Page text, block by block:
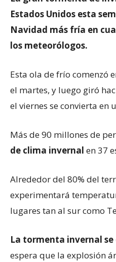
Estados Unidos esta
Navidad más fría en
los meteorólogos.
Esta ola de frío comenzó
el martes, y luego giró
el viernes se convierta en
Más de 90 millones de
de clima invernal en 37
Alrededor del 80% del
experimentará
lugares tan al sur como
La tormenta invernal
espera que la explosión